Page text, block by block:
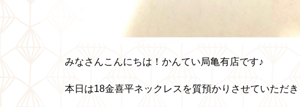
みなさんこんにちは！かんてい局亀有店です♪
本日は18金喜平ネックレス を質預かり させていただ